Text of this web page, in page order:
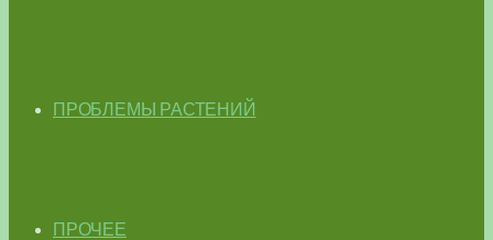
ПРОБЛЕМЫ РАСТЕНИЙ
ПРОЧЕЕ